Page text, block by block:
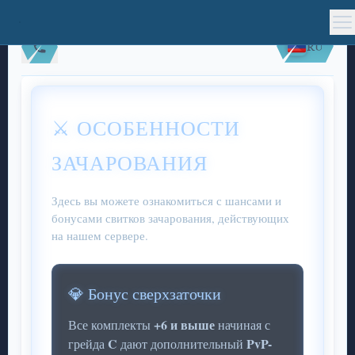
RU
⚔️ ОСОБЕННОСТИ
ЗАЧАРОВАНИЯ
Здесь вы можете ознакомиться с шансами и
бонусами свитков зачарования, действующих
на нашем сервере.
💎 Бонус сверхзаточки
Все комплекты +6 и вышеначиная с
грейда C дают дополнительный PvP-